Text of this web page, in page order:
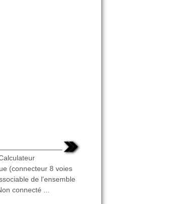
(connecteur 8 voies
de l'ensemble
connecté ...